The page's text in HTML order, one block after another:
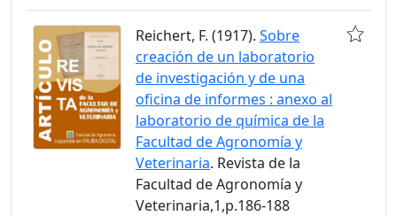
Reichert, F. (1917). Sobre
creación de un laboratorio
de investigación y de una
oficina de informes : anexo al
laboratorio de química de la
Facultad de Agronomía y
Veterinaria. Revista de la
Facultad de Agronomía y
Veterinaria,1,p.186-188